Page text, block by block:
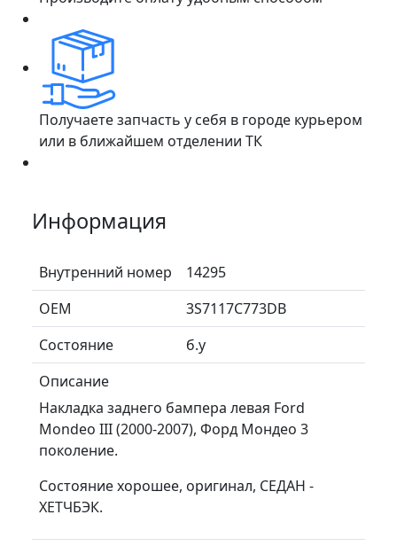
Получаете запчасть у себя в городе курьером
или в ближайшем отделении ТК
Информация
Внутренний номер
14295
ОЕМ
3S7117C773DB
Состояние
б.у
Описание
Накладка заднего бампера левая Ford
Mondeo III (2000-2007), Форд Мондео 3
поколение.
Состояние хорошее, оригинал, СЕДАН -
ХЕТЧБЭК.